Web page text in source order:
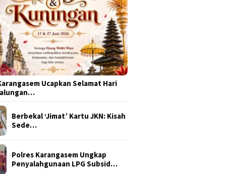
Ucapkan Selamat Hari
Berbekal ‘Jimat’ Kartu JKN: Kisah
Sede…
Polres Karangasem Ungkap
Penyalahgunaan LPG Subsid…